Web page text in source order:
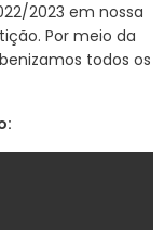
2023 em nossa
Por meio da
todos os